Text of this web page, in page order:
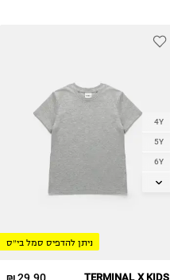
ניתן להדפיס סמל בי״ס
4Y
5Y
6Y
7Y
TERMINAL X KIDS